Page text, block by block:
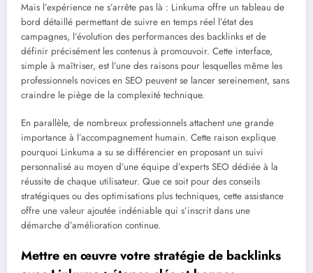
Mais l’expérience ne s’arrête pas là : Linkuma offre un tableau de
bord détaillé permettant de suivre en temps réel l’état des
campagnes, l’évolution des performances des backlinks et de
définir précisément les contenus à promouvoir. Cette interface,
simple à maîtriser, est l’une des raisons pour lesquelles même les
professionnels novices en SEO peuvent se lancer sereinement, sans
craindre le piège de la complexité technique.
En parallèle, de nombreux professionnels attachent une grande
importance à l’accompagnement humain. Cette raison explique
pourquoi Linkuma a su se différencier en proposant un suivi
personnalisé au moyen d’une équipe d’experts SEO dédiée à la
réussite de chaque utilisateur. Que ce soit pour des conseils
stratégiques ou des optimisations plus techniques, cette assistance
offre une valeur ajoutée indéniable qui s’inscrit dans une
démarche d’amélioration continue.
Mettre en œuvre votre stratégie de backlinks